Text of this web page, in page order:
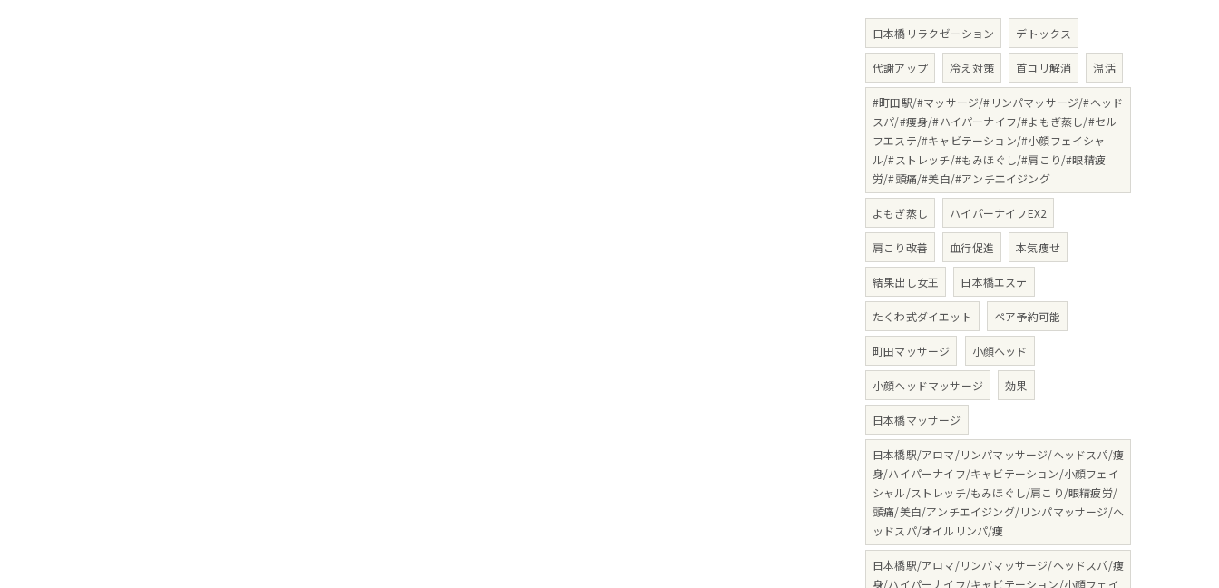
日本橋リラクゼーション デトックス
代謝アップ 冷え対策 首コリ解消 温活
#町田駅/#マッサージ/#リンパマッサージ/#ヘッド
スパ/#痩身/#ハイパーナイフ/#よもぎ蒸し/#セル
フエステ/#キャビテーション/#小顔フェイシャ
ル/#ストレッチ/#もみほぐし/#肩こり/#眼精疲
労/#頭痛/#美白/#アンチエイジング
よもぎ蒸し ハイパーナイフEX2
肩こり改善 血行促進 本気痩せ
結果出し女王 日本橋エステ
たくわ式ダイエット ペア予約可能
町田マッサージ 小顔ヘッド
小顔ヘッドマッサージ 効果
日本橋マッサージ
日本橋駅/アロマ/リンパマッサージ/ヘッドスパ/痩
身/ハイパーナイフ/キャビテーション/小顔フェイ
シャル/ストレッチ/もみほぐし/肩こり/眼精疲労/
頭痛/美白/アンチエイジング/リンパマッサージ/ヘ
ッドスパ/オイルリンパ/痩
日本橋駅/アロマ/リンパマッサージ/ヘッドスパ/痩
身/ハイパーナイフ/キャビテーション/小顔フェイ